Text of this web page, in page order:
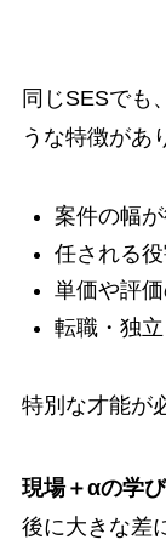
同じSESでも
うな特徴があ
案件の幅
任される
単価や評
転職・独
特別な才能が
現場＋αの学
後に大きな差